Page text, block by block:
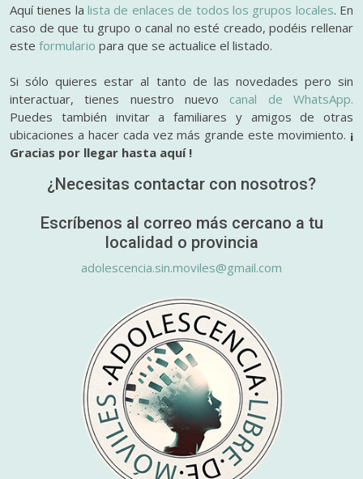
Aquí tienes lalista de enlaces de todos los grupos locales. En
caso de que tu grupo o canal no esté creado, podéis rellenar
este formulario para que se actualice el listado.
Si sólo quieres estar al tanto de las novedades pero sin
interactuar, tienes nuestro nuevo canal de WhatsApp.
Puedes también invitar a familiares y amigos de otras
ubicaciones a hacer cada vez más grande este movimiento. ¡
Gracias por llegar hasta aquí !
¿Necesitas contactar con nosotros?
Escríbenos al correo más cercano a tu
localidad o provincia
adolescencia.sin.moviles@gmail.com